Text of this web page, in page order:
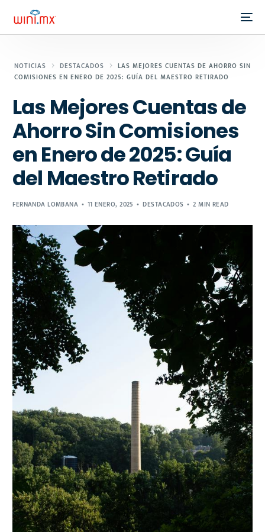
NOTICIAS DESTACADOS
LAS MEJORES CUENTAS DE AHORRO SIN
COMISIONES EN ENERO DE 2025: GUÍA DEL MAESTRO RETIRADO
Las Mejores Cuentas de
Ahorro Sin Comisiones
en Enero de 2025: Guía
del Maestro Retirado
FERNANDA LOMBANA 11 ENERO, 2025 DESTACADOS 2 MIN READ